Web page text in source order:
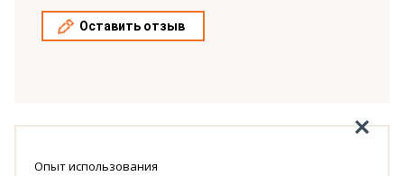
Оставить отзыв
Опыт использования